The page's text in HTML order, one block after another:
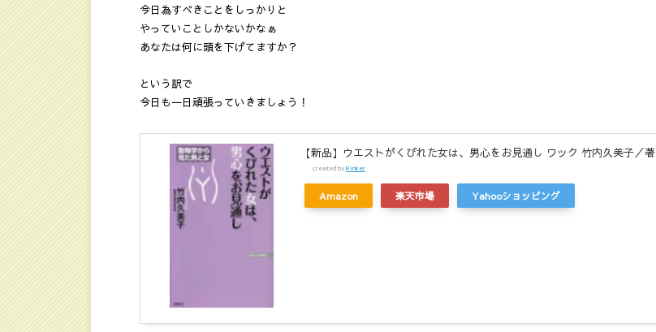
今日為すべきことをしっかりと
やっていことしかないかなぁ
あなたは何に頭を下げてますか？
という訳で
今日も一日頑張っていきましょう！
【新品】ウエストがくびれた女は、男心をお見通し ワック 竹内久美子／著
created byRinker
Amazon 楽天市場 Yahooショッピング